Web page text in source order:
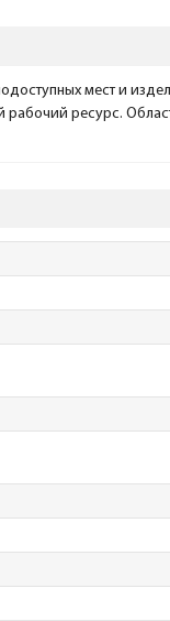
мест и
ресурс.